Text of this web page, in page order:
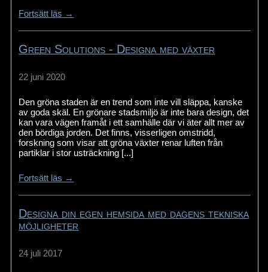
Fortsätt läs →
Green Solutions - Designa med växter
22 juni 2020
Den gröna staden är en trend som inte vill släppa, kanske
av goda skäl. En grönare stadsmiljö är inte bara design, det
kan vara vägen framåt i ett samhälle där vi äter allt mer av
den bördiga jorden. Det finns, visserligen omstridd,
forskning som visar att gröna växter renar luften från
partiklar i stor usträckning [...]
Fortsätt läs →
Designa din egen hemsida med dagens tekniska
möjligheter
24 juli 2017